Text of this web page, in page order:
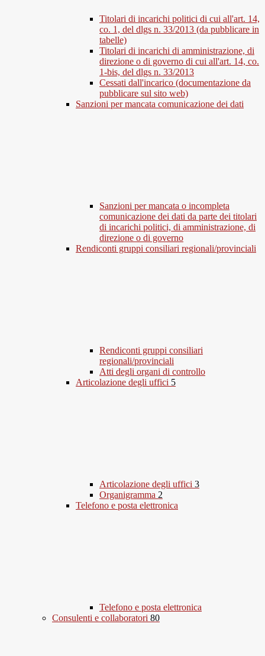
Titolari di incarichi politici di cui all'art. 14,
co. 1, del dlgs n. 33/2013 (da pubblicare in
tabelle)
Titolari di incarichi di amministrazione, di
direzione o di governo di cui all'art. 14, co.
1-bis, del dlgs n. 33/2013
Cessati dall'incarico (documentazione da
pubblicare sul sito web)
Sanzioni per mancata comunicazione dei dati
Sanzioni per mancata o incompleta
comunicazione dei dati da parte dei titolari
di incarichi politici, di amministrazione, di
direzione o di governo
Rendiconti gruppi consiliari regionali/provinciali
Rendiconti gruppi consiliari
regionali/provinciali
Atti degli organi di controllo
Articolazione degli uffici 5
Articolazione degli uffici 3
Organigramma 2
Telefono e posta elettronica
Telefono e posta elettronica
Consulenti e collaboratori 80